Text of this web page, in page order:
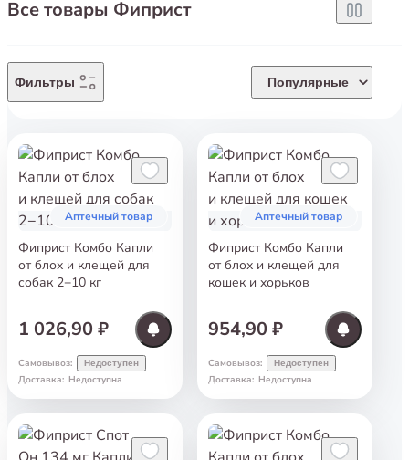
Все товары Фиприст
Фильтры Популярные
Аптечный товар
Фиприст Комбо Капли
от блох и клещей для
собак 2−10 кг
1 026,90 ₽
Самовывоз: Недоступен
Доставка: Недоступна
Аптечный товар
Фиприст Комбо Капли
от блох и клещей для
кошек и хорьков
954,90 ₽
Самовывоз: Недоступен
Доставка: Недоступна